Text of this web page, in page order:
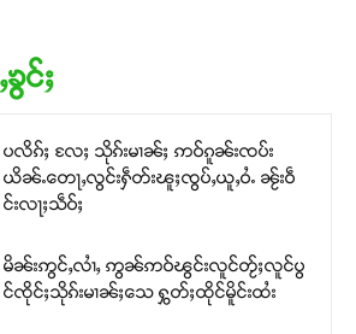
င်ႈ
ပလိၵ်ႈ လႄႈ သိုၵ်းမၢၼ်ႈ ဢဝ်ၵူၼ်းၸပ်း
ယိၼ်ႉတေႃႇလွင်းႁဵတ်းၽူႈၸွပ်ႇယူႇဝႆႉ ၼႂ်းဝဵ
င်းလႃႈသဵဝ်ႈ
မိၼ်းဢွင်ႇလၢႆႇ ဢွၼ်ဢဝ်ၽွင်းလူင်တႂ်ႈလူင်ပွ
င်ၸိုင်ႈသိုၵ်းမၢၼ်ႈသေ ႁွတ်ႈထိုင်မိူင်းထႆး